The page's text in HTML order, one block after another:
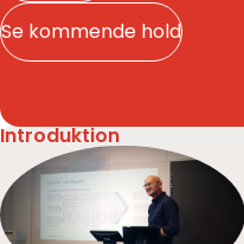
Se kommende hold
Introduktion